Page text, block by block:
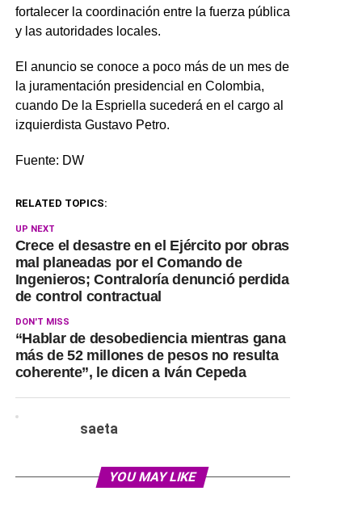
fortalecer la coordinación entre la fuerza pública
y las autoridades locales.
El anuncio se conoce a poco más de un mes de
la juramentación presidencial en Colombia,
cuando De la Espriella sucederá en el cargo al
izquierdista Gustavo Petro.
Fuente: DW
RELATED TOPICS:
UP NEXT
Crece el desastre en el Ejército por obras
mal planeadas por el Comando de
Ingenieros; Contraloría denunció perdida
de control contractual
DON'T MISS
“Hablar de desobediencia mientras gana
más de 52 millones de pesos no resulta
coherente”, le dicen a Iván Cepeda
saeta
YOU MAY LIKE